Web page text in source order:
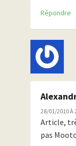
Répondre
28/01/2010 À
Article,
pas